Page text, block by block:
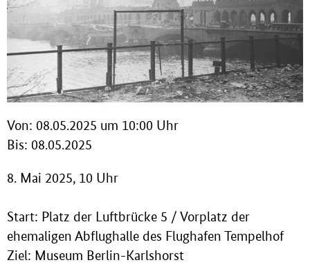
Von: 08.05.2025 um 10:00 Uhr
Bis: 08.05.2025
8. Mai 2025, 10 Uhr
Start: Platz der Luftbrücke 5 / Vorplatz der
ehemaligen Abflughalle des Flughafen Tempelhof
Ziel: Museum Berlin-Karlshorst